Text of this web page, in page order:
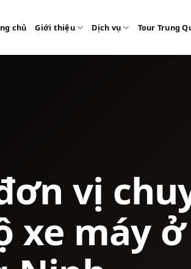
chủ Giới thiệu Dịch vụ Tour Trung
vị
xe máy ở